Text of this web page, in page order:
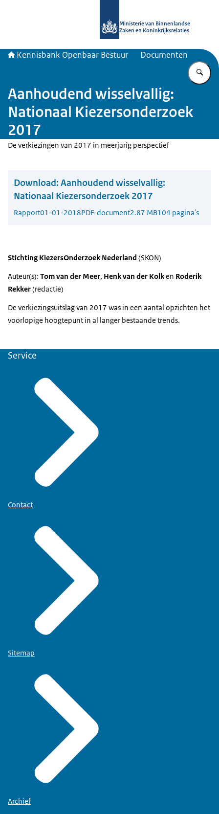
Ministerie van Binnenlandse
Zaken en Koninkrijksrelaties
Kennisbank Openbaar Bestuur Documenten
Aanhoudend wisselvallig:
Nationaal Kiezersonderzoek
2017
De verkiezingen van 2017 in meerjarig perspectief
Download: Aanhoudend wisselvallig:
Nationaal Kiezersonderzoek 2017
Rapport01-01-2018PDF-document2.87 MB104 pagina's
Stichting KiezersOnderzoek Nederland (SKON)
Auteur(s): Tom van der Meer, Henk van der Kolken Roderik
Rekker(redactie)
De verkiezingsuitslag van 2017 was in een aantal opzichten het
voorlopige hoogtepunt in al langer bestaande trends.
Service
Contact
Sitemap
Archief